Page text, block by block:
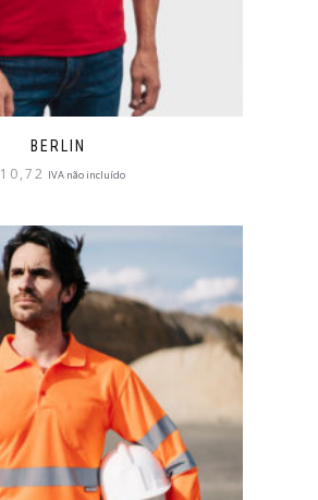
BERLIN
10,72 IVA não incluído